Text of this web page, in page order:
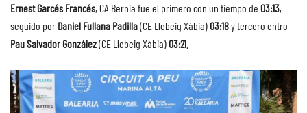
Ernest Garcés Francés, CA Bernia fue el primero con un tiempo de 03:13,
seguido por Daniel Fullana Padilla(CE Llebeig Xàbia)03:18y tercero entro
Pau Salvador González(CE Llebeig Xàbia)03:21